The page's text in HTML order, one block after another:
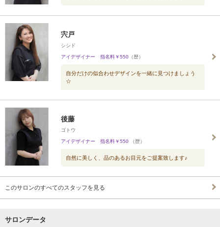
宍戸
シシド
アイデザイナー 指名料￥550 （歴）
自分だけの似合わせデザインを一緒に見つけましょう
☆
後藤
ゴトウ
アイデザイナー 指名料￥550 （歴）
自然に美しく、品のあるお目元をご提案致します♪
このサロンのすべてのスタッフを見る
サロンデータ